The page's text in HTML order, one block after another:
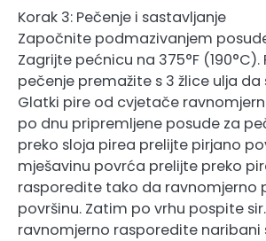
Korak 3: Pečenje i sastavljanje
Započnite podmazivanjem
Zagrijte pećnicu na 375°F (190°C).
pečenje premažite s 3 žlice ulja da
Glatki pire od cvjetače
po dnu pripremljene posude za
preko sloja pirea prelijte pirjano
mješavinu povrća prelijte preko
rasporedite tako da ravnomjerno
površinu. Zatim po vrhu pospite
ravnomjerno rasporedite naribani